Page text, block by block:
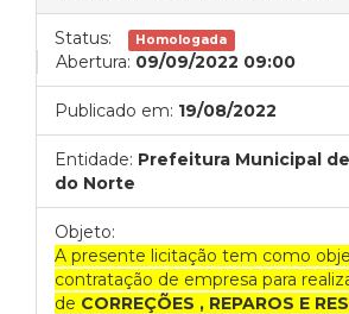
Status: Homologada
Abertura: 09/09/2022 09:00
Publicado em: 19/08/2022
Entidade: Prefeitura Municipal
do Norte
Objeto:
A presente licitação tem como
contratação de empresa para
de CORREÇÕES , REPAROS E